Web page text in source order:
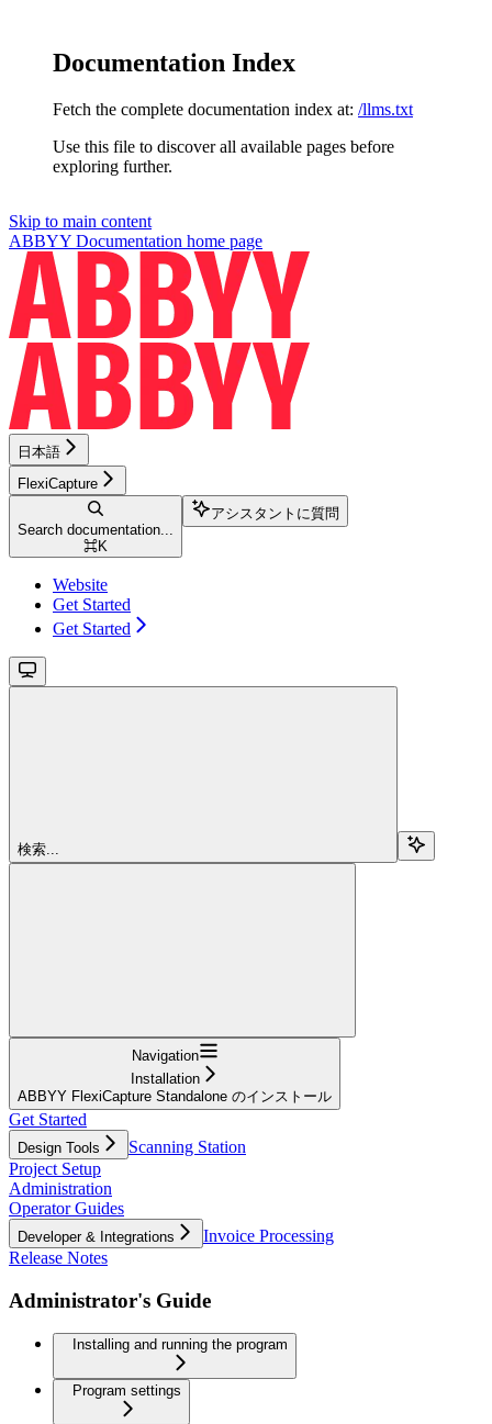
Documentation Index
Fetch the complete documentation index at: /llms.txt
Use this file to discover all available pages before
exploring further.
Skip to main content
ABBYY Documentation home page
日本語
FlexiCapture
Search documentation...
⌘K
アシスタントに質問
Website
Get Started
Get Started
検索...
Navigation
Installation
ABBYY FlexiCapture Standalone のインストール
Get Started
Design Tools
Scanning Station
Project Setup
Administration
Operator Guides
Developer & Integrations
Invoice Processing
Release Notes
Administrator's Guide
Installing and running the program
Program settings